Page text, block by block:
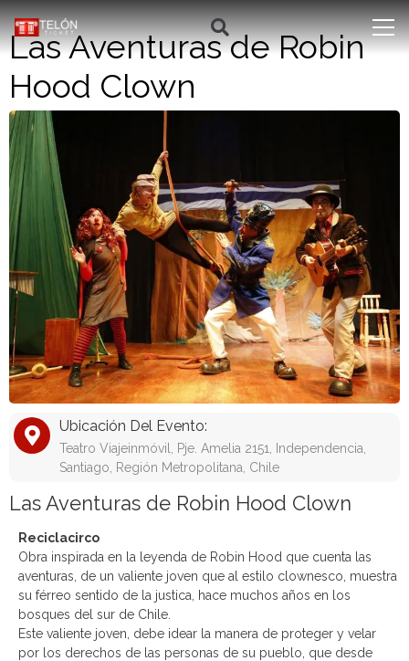
Las Aventuras de Robin
Hood Clown
Ubicación Del Evento:
Teatro Viajeinmóvil, Pje. Amelia 2151, Independencia,
Santiago, Región Metropolitana, Chile
Las Aventuras de Robin Hood Clown
Reciclacirco
Obra inspirada en la leyenda de Robin Hood que cuenta las
aventuras, de un valiente joven que al estilo clownesco, muestra
su férreo sentido de la justica, hace muchos años en los
bosques del sur de Chile.
Este valiente joven, debe idear la manera de proteger y velar
por los derechos de las personas de su pueblo, que desde